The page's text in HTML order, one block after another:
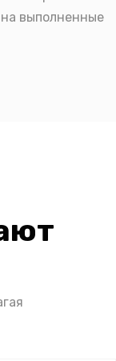
выполненные